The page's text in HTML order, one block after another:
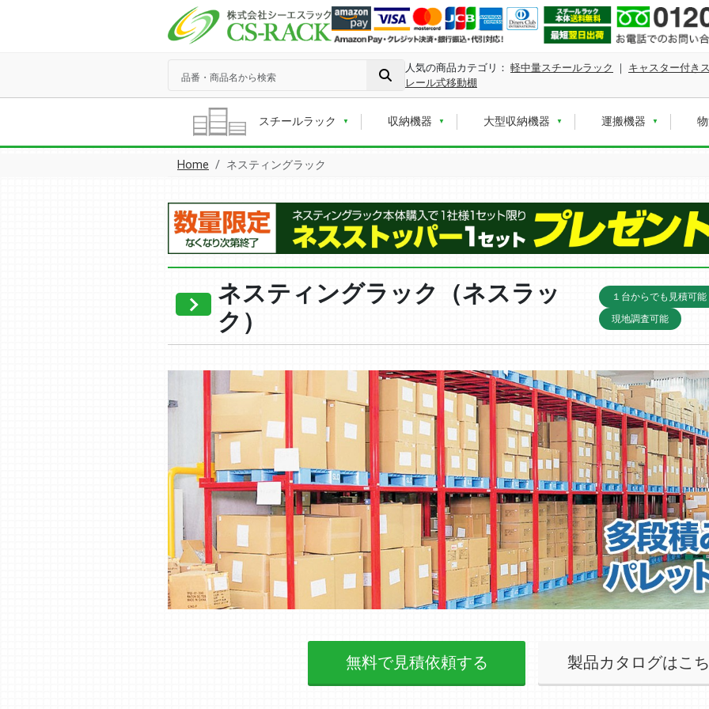
人気の商品カテゴリ： 軽中量スチールラック ｜ キャスター付き
レール式移動棚
スチールラック 収納機器 大型収納機器 運搬機器
Home ネスティングラック
ネスティングラック（ネスラッ
ク）
１台からでも見積可能
現地調査可能
無料で見積依頼する 製品カタログはこ